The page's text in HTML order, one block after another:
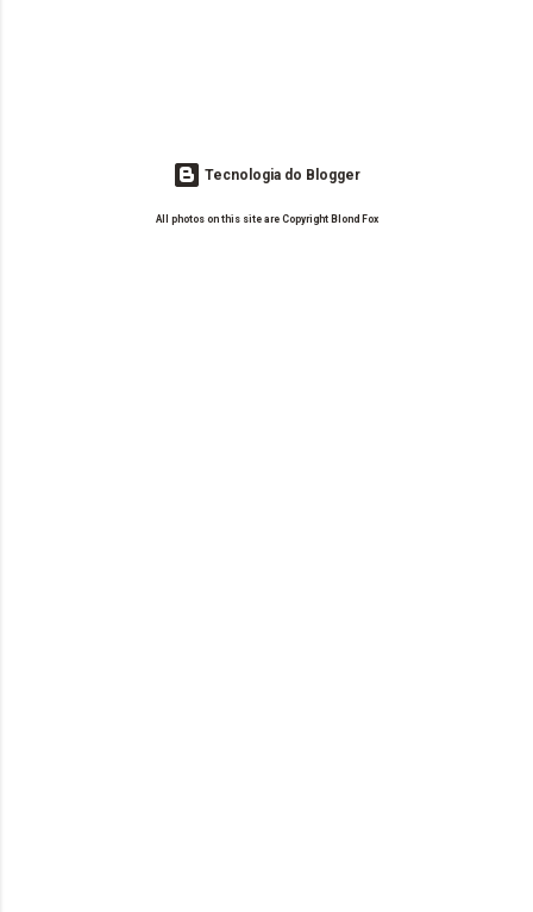
Tecnologia do Blogger
All photos on this site are Copyright Blond Fox